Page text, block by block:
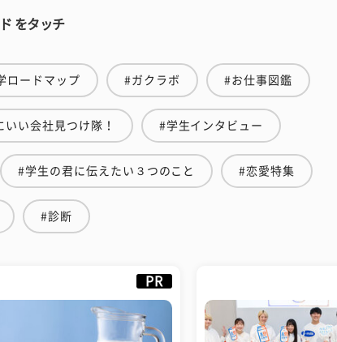
をタッチ
ロードマップ #ガクラボ #お仕事図鑑
いい会社見つけ隊！ #学生インタビュー
#学生の君に伝えたい３つのこと #恋愛特集
#診断
PR